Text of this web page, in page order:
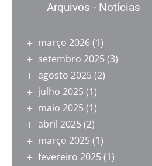
Arquivos - Notícias
março 2026(1)
setembro 2025 (3)
agosto 2025 (2)
julho 2025 (1)
maio 2025 (1)
abril 2025 (2)
março 2025 (1)
fevereiro 2025 (1)